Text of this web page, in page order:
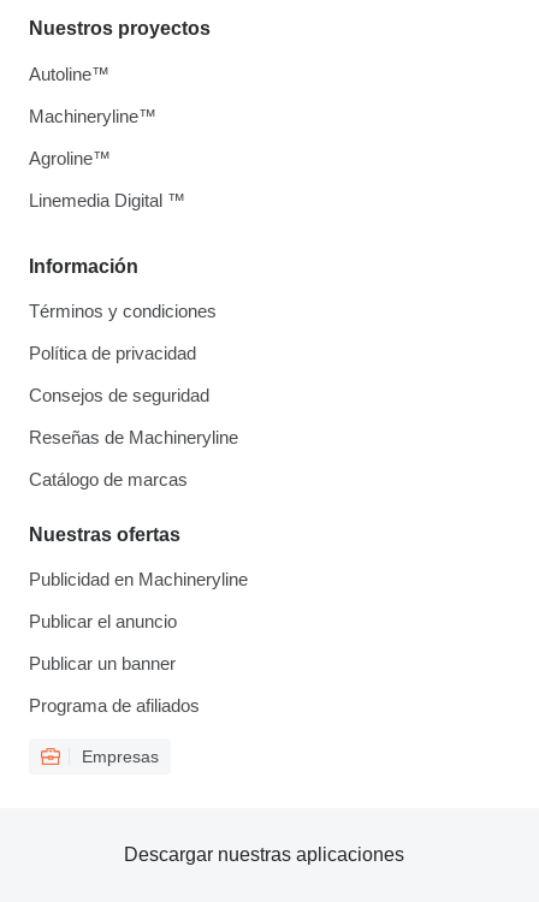
Información
Términos y condiciones
Política de privacidad
Consejos de seguridad
Reseñas de Machineryline
Catálogo de marcas
Nuestras ofertas
Publicidad en Machineryline
Publicar el anuncio
Publicar un banner
Programa de afiliados
Empresas
Nuestros proyectos
Autoline™
Machineryline™
Agroline™
Linemedia Digital ™
Descargar nuestras aplicaciones